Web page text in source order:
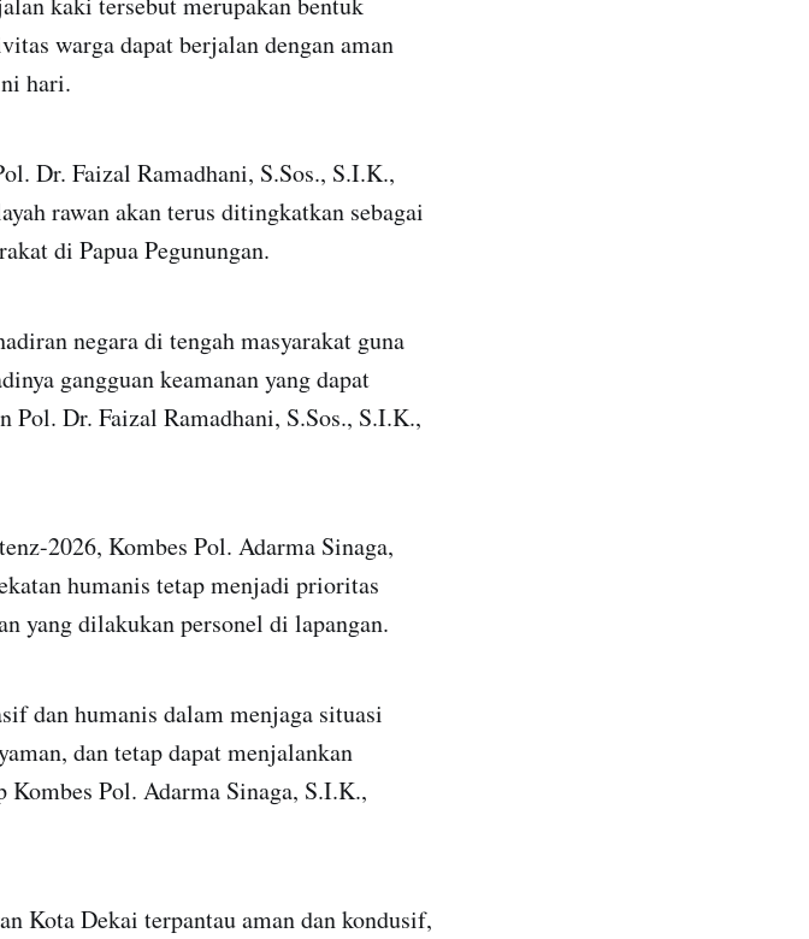
warga dapat berjalan dengan aman
hari.
Dr. Faizal Ramadhani, S.Sos., S.I.K.,
rawan akan terus ditingkatkan sebagai
di Papua Pegunungan.
negara di tengah masyarakat guna
gangguan keamanan yang dapat
Dr. Faizal Ramadhani, S.Sos., S.I.K.,
2026, Kombes Pol. Adarma Sinaga,
humanis tetap menjadi prioritas
yang dilakukan personel di lapangan.
dan humanis dalam menjaga situasi
dan tetap dapat menjalankan
Pol. Adarma Sinaga, S.I.K.,
Kota Dekai terpantau aman dan kondusif,